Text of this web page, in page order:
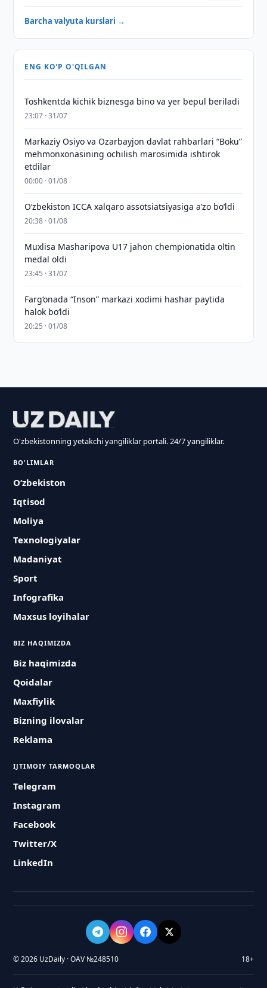
Barcha valyuta kurslari →
ENG KO'P O'QILGAN
Toshkentda kichik biznesga bino va yer bepul beriladi
23:07 · 31/07
Markaziy Osiyo va Ozarbayjon davlat rahbarlari “Boku”
mehmonxonasining ochilish marosimida ishtirok
etdilar
00:00 · 01/08
O‘zbekiston ICCA xalqaro assotsiatsiyasiga aʼzo bo‘ldi
20:38 · 01/08
Muxlisa Masharipova U17 jahon chempionatida oltin
medal oldi
23:45 · 31/07
Farg‘onada “Inson” markazi xodimi hashar paytida
halok bo‘ldi
20:25 · 01/08
O'zbekistonning yetakchi yangiliklar portali. 24/7 yangiliklar.
BO'LIMLAR
O‘zbekiston
Iqtisod
Moliya
Texnologiyalar
Madaniyat
Sport
Infografika
Maxsus loyihalar
BIZ HAQIMIZDA
Biz haqimizda
Qoidalar
Maxfiylik
Bizning ilovalar
Reklama
IJTIMOIY TARMOQLAR
Telegram
Instagram
Facebook
Twitter/X
LinkedIn
© 2026 UzDaily · OAV №248510 18+